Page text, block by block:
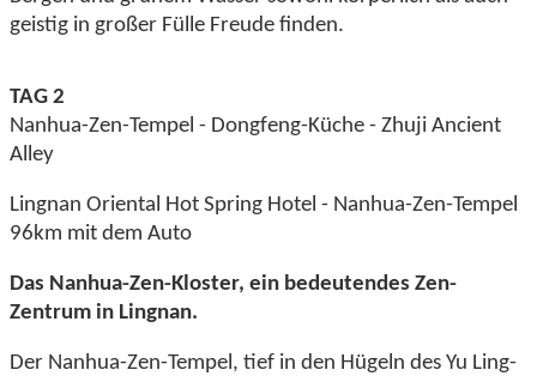
geistig in großer Fülle Freude finden.
TAG 2
Nanhua-Zen-Tempel - Dongfeng-Küche - Zhuji Ancient
Alley
Lingnan Oriental Hot Spring Hotel - Nanhua-Zen-Tempel
96km mit dem Auto
Das Nanhua-Zen-Kloster, ein bedeutendes Zen-
Zentrum in Lingnan.
Der Nanhua-Zen-Tempel, tief in den Hügeln des Yu Ling-